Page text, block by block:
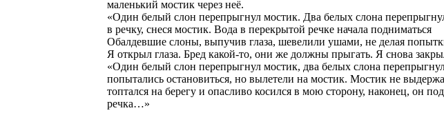
маленький мостик через неё.
«Один белый слон перепрыгнул мостик. Два белых слона
в речку, снеся мостик. Вода в перекрытой речке начала подниматься
Обалдевшие слоны, выпучив глаза, шевелили ушами, не делая
Я открыл глаза. Бред какой-то, они же должны прыгать. Я снова
«Один белый слон перепрыгнул мостик, два белых слона
попытались остановиться, но вылетели на мостик. Мостик не
топтался на берегу и опасливо косился в мою сторону, наконец, он
речка…»